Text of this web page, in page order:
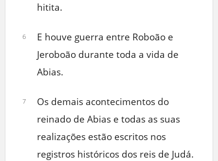
hitita.
6
E houve guerra entre Roboão e
Jeroboão durante toda a vida de
Abias.
7
Os demais acontecimentos do
reinado de Abias e todas as suas
realizações estão escritos nos
registros históricos dos reis de Judá.